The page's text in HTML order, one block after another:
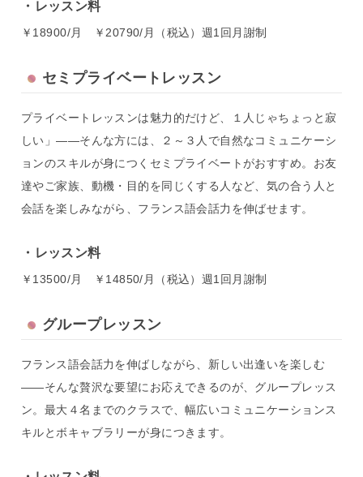
レッスン料
￥18900/月 ￥20790/月（税込）週1回月謝制
セミプライベートレッスン
プライベートレッスンは魅力的だけど、１人じゃちょっと寂
しい」――そんな方には、２～３人で自然なコミュニケーシ
ョンのスキルが身につくセミプライベートがおすすめ。お友
達やご家族、動機・目的を同じくする人など、気の合う人と
会話を楽しみながら、フランス語会話力を伸ばせます。
レッスン料
￥13500/月 ￥14850/月（税込）週1回月謝制
グループレッスン
フランス語会話力を伸ばしながら、新しい出逢いを楽しむ
――そんな贅沢な要望にお応えできるのが、グループレッス
ン。最大４名までのクラスで、幅広いコミュニケーションス
キルとボキャブラリーが身につきます。